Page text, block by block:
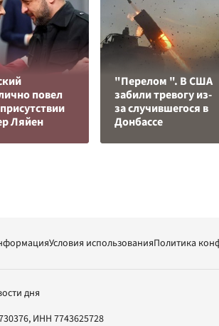
повел
Ляйен
"Перелом ". В США
забили тревогу из-
за случившегося в
Донбассе
Условия использованияПолитика
дня
ИНН 7743625728